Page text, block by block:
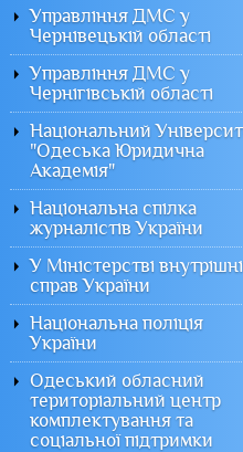
Управління ДМС у
Чернівецькій області
Управління ДМС у
Чернігівській області
Національний
"Одеська Юридична
Академія"
Національна спілка
журналістів України
У Міністерстві
справ України
Національна поліція
України
Одеський обласний
територіальний центр
комплектування та
соціальної підтримки